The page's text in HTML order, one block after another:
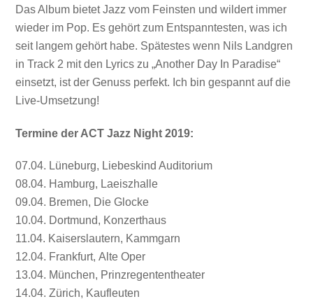
Das Album bietet Jazz vom Feinsten und wildert immer
wieder im Pop. Es gehört zum Entspanntesten, was ich
seit langem gehört habe. Spätestes wenn Nils Landgren
in Track 2 mit den Lyrics zu „Another Day In Paradise“
einsetzt, ist der Genuss perfekt. Ich bin gespannt auf die
Live-Umsetzung!
Termine der ACT Jazz Night 2019:
07.04. Lüneburg, Liebeskind Auditorium
08.04. Hamburg, Laeiszhalle
09.04. Bremen, Die Glocke
10.04. Dortmund, Konzerthaus
11.04. Kaiserslautern, Kammgarn
12.04. Frankfurt, Alte Oper
13.04. München, Prinzregententheater
14.04. Zürich, Kaufleuten